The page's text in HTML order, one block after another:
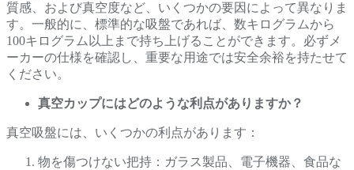
質感、および真空度など、いくつかの要因によって異なりま
す。一般的に、標準的な吸盤であれば、数キログラムから
100キログラム以上まで持ち上げることができます。必ずメ
ーカーの仕様を確認し、重要な用途では安全余裕を持たせて
ください。
真空カップにはどのような利点がありますか？
真空吸盤には、いくつかの利点があります：
物を傷つけない把持：ガラス製品、電子機器、食品な